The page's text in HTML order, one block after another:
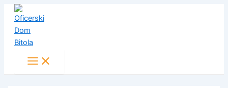
Skip
content
Post
navigation